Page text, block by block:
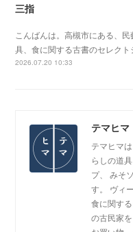
三指
こんばんは。高槻市にある、
具、食に関する古書のセレクト
2026.07.20 10:33
テマヒマ
テマヒマ
らしの道
プ、 みそ
す。 ヴィ
食に関す
の古民家